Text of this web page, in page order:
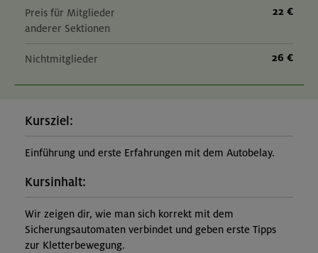
Preis für Mitglieder
anderer Sektionen
22 €
Nichtmitglieder 26 €
Kursziel:
Einführung und erste Erfahrungen mit dem Autobelay.
Kursinhalt:
Wir zeigen dir, wie man sich korrekt mit dem
Sicherungsautomaten verbindet und geben erste Tipps
zur Kletterbewegung.